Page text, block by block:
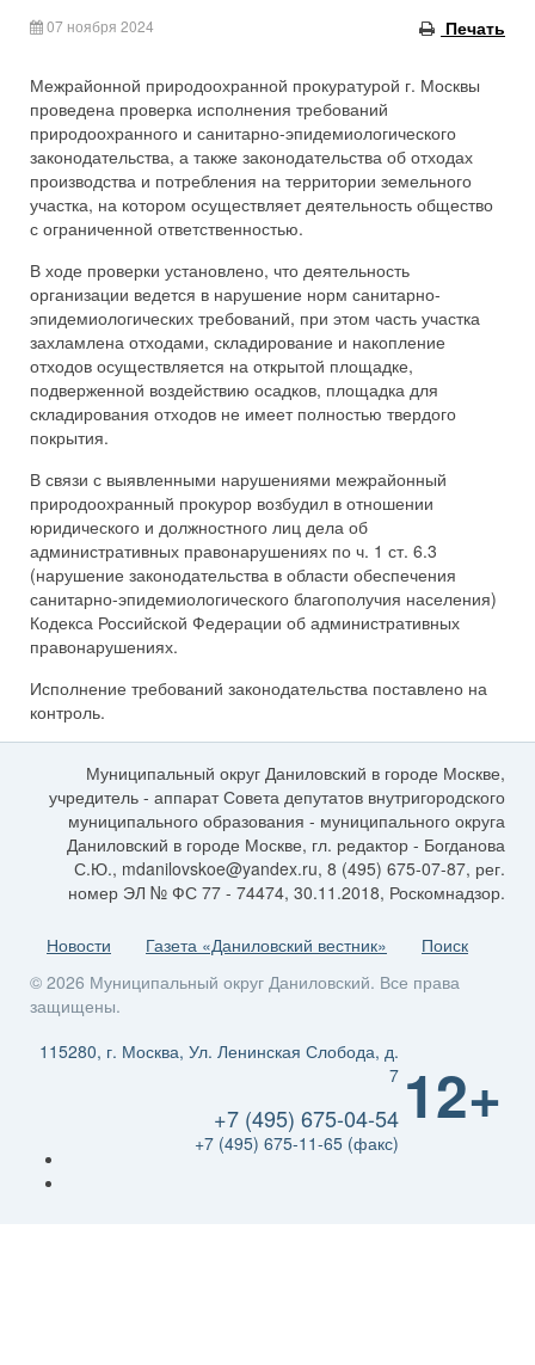
07 ноября 2024 Печать
Межрайонной природоохранной прокуратурой г. Москвы
проведена проверка исполнения требований
природоохранного и санитарно-эпидемиологического
законодательства, а также законодательства об отходах
производства и потребления на территории земельного
участка, на котором осуществляет деятельность общество
с ограниченной ответственностью.
В ходе проверки установлено, что деятельность
организации ведется в нарушение норм санитарно-
эпидемиологических требований, при этом часть участка
захламлена отходами, складирование и накопление
отходов осуществляется на открытой площадке,
подверженной воздействию осадков, площадка для
складирования отходов не имеет полностью твердого
покрытия.
В связи с выявленными нарушениями межрайонный
природоохранный прокурор возбудил в отношении
юридического и должностного лиц дела об
административных правонарушениях по ч. 1 ст. 6.3
(нарушение законодательства в области обеспечения
санитарно-эпидемиологического благополучия населения)
Кодекса Российской Федерации об административных
правонарушениях.
Исполнение требований законодательства поставлено на
контроль.
Муниципальный округ Даниловский в городе Москве,
учредитель - аппарат Совета депутатов внутригородского
муниципального образования - муниципального округа
Даниловский в городе Москве, гл. редактор - Богданова
С.Ю., mdanilovskoe@yandex.ru, 8 (495) 675-07-87, рег.
номер ЭЛ № ФС 77 - 74474, 30.11.2018, Роскомнадзор.
Новости Газета «Даниловский вестник»
Поиск
© 2026 Муниципальный округ Даниловский. Все права
защищены.
115280, г. Москва, Ул. Ленинская Слобода, д.
7
+7 (495) 675-04-54
+7 (495) 675-11-65 (факс)
12+